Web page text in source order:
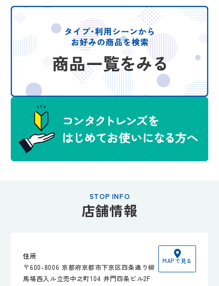
STOP INFO
店舗情報
住所
〒600-8006 京都府京都市下京区四条通り柳
馬場西入ル立売中之町104 井門四条ビル2F
MAPで見る